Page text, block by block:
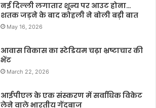
नई दिल्ली लगातार शून्य पर आउट होना…
शतक जड़ने के बाद कोहली ने बोली बड़ी बात
May 16, 2026
आवास विकास का स्टेडियम चढ़ा भ्रष्टाचार की
भेंट
March 22, 2026
आईपीएल के एक संस्करण में सर्वाधिक विकेट
लेने वाले भारतीय गेंदबाज